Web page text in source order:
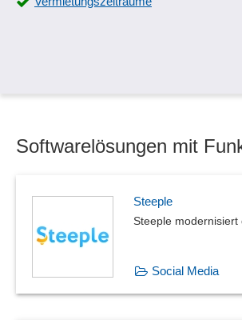
Softwarelösungen mit
Steeple
Steeple modernisiert
Social Media